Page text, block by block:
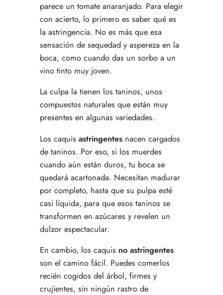
parece un tomate anaranjado. Para elegir
con acierto, lo primero es saber qué es
la astringencia. No es más que esa
sensación de sequedad y aspereza en la
boca, como cuando das un sorbo a un
vino tinto muy joven.
La culpa la tienen los taninos, unos
compuestos naturales que están muy
presentes en algunas variedades.
Los caquis astringentes nacen cargados
de taninos. Por eso, si los muerdes
cuando aún están duros, tu boca se
quedará acartonada. Necesitan madurar
por completo, hasta que su pulpa esté
casi líquida, para que esos taninos se
transformen en azúcares y revelen un
dulzor espectacular.
En cambio, los caquis no astringentes
son el camino fácil. Puedes comerlos
recién cogidos del árbol, firmes y
crujientes, sin ningún rastro de